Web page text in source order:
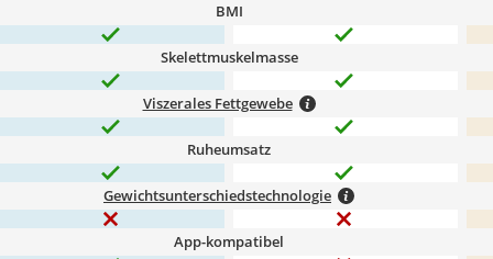
BMI
Skelettmuskelmasse
Viszerales Fettgewebe
Ruheumsatz
Gewichtsunterschiedstechnologie
App-kompatibel